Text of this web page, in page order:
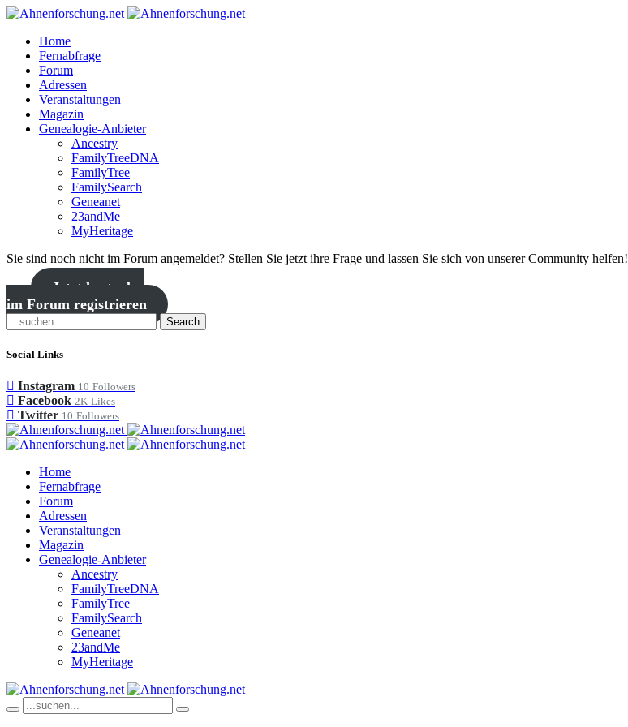
Home
Fernabfrage
Forum
Adressen
Veranstaltungen
Magazin
Genealogie-Anbieter
Ancestry
FamilyTreeDNA
FamilyTree
FamilySearch
Geneanet
23andMe
MyHeritage
Sie sind noch nicht im Forum angemeldet? Stellen Sie jetzt ihre Frage und lassen Sie sich von unserer Community helfen!
Jetzt kostenlos
im Forum registrieren
Search
Social Links
Instagram 10 Followers
Facebook 2K Likes
Twitter 10 Followers
Home
Fernabfrage
Forum
Adressen
Veranstaltungen
Magazin
Genealogie-Anbieter
Ancestry
FamilyTreeDNA
FamilyTree
FamilySearch
Geneanet
23andMe
MyHeritage